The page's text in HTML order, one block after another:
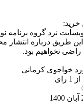
خرید:
نزد گروه
طریق درباره انتشار
نخواهیم بود.
خواجوی کرمانی
از 1 رای